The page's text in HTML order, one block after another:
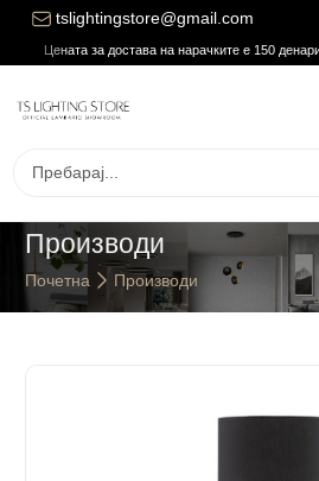
tslightingstore@gmail.com
Цената за достава на нарачките е 150 денари.
Производи
Почетна Производи